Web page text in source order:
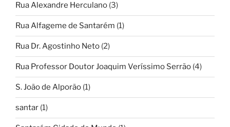
Rua Alexandre Herculano (3)
Rua Alfageme de Santarém (1)
Rua Dr. Agostinho Neto (2)
Rua Professor Doutor Joaquim Veríssimo Serrão (4)
S. João de Alporão (1)
santar (1)